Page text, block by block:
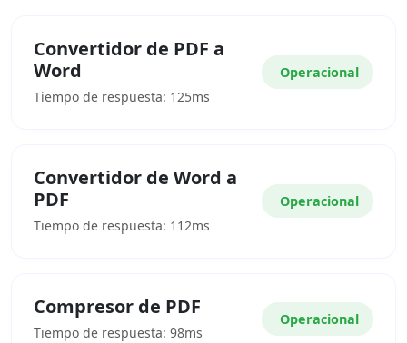
Convertidor de PDF a
Word
Tiempo de respuesta: 125ms
Operacional
Convertidor de Word a
PDF
Tiempo de respuesta: 112ms
Operacional
Compresor de PDF
Tiempo de respuesta: 98ms
Operacional